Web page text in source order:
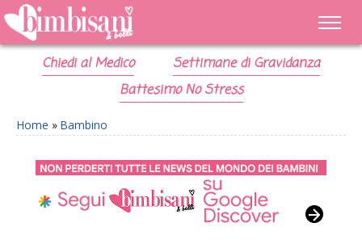
Chiedi al Medico
Settimane di Gravidanza
Battesimo No Stress
Home » Bambino